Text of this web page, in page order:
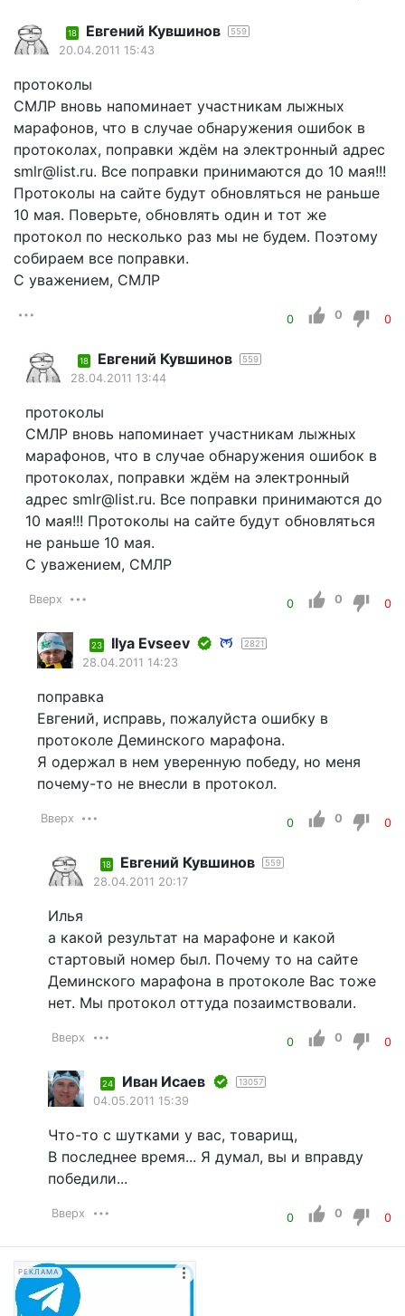
18 Евгений Кувшинов 559
20.04.2011 15:43
протоколы
СМЛР вновь напоминает участникам лыжных
марафонов, что в случае обнаружения ошибок в
протоколах, поправки ждём на электронный адрес
smlr@list.ru. Все поправки принимаются до 10 мая!!!
Протоколы на сайте будут обновляться не раньше
10 мая. Поверьте, обновлять один и тот же
протокол по несколько раз мы не будем. Поэтому
собираем все поправки.
С уважением, СМЛР
0 0 0
18 Евгений Кувшинов 559
28.04.2011 13:44
протоколы
СМЛР вновь напоминает участникам лыжных
марафонов, что в случае обнаружения ошибок в
протоколах, поправки ждём на электронный
адрес smlr@list.ru. Все поправки принимаются до
10 мая!!! Протоколы на сайте будут обновляться
не раньше 10 мая.
С уважением, СМЛР
Вверх 0 0 0
23 Ilyа Еvsееv 2821
28.04.2011 14:23
поправка
Евгений, исправь, пожалуйста ошибку в
протоколе Деминского марафона.
Я одержал в нем уверенную победу, но меня
почему-то не внесли в протокол.
Вверх 0 0 0
18 Евгений Кувшинов 559
28.04.2011 20:17
Илья
а какой результат на марафоне и какой
стартовый номер был. Почему то на сайте
Деминского марафона в протоколе Вас тоже
нет. Мы протокол оттуда позаимствовали.
Вверх 0 0 0
24 Иван Исаев 13057
04.05.2011 15:39
Что-то с шутками у вас, товарищ,
В последнее время... Я думал, вы и вправду
победили...
Вверх 0 0 0
РЕКЛАМА